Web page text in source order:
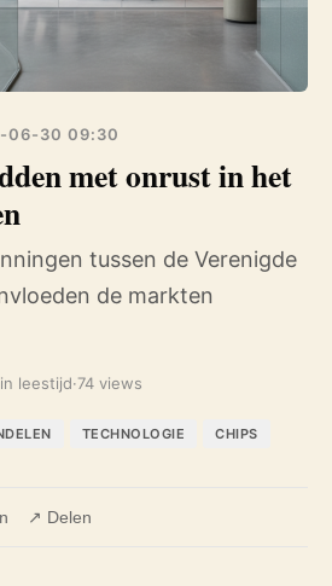
06-30 09:30
met onrust in het
tussen de Verenigde
de markten
leestijd·74 views
TECHNOLOGIE CHIPS
↗ Delen